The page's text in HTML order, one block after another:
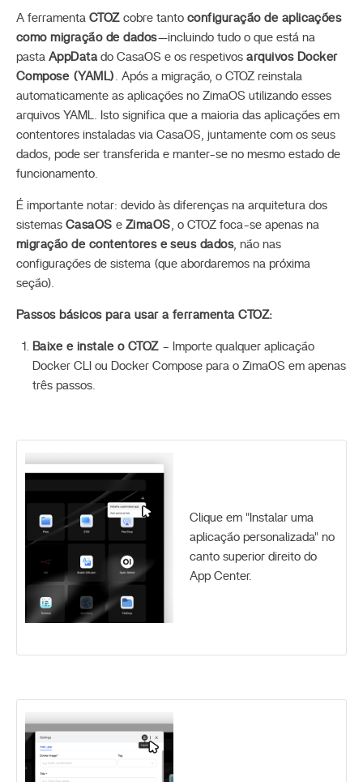
A ferramenta CTOZcobre tanto configuração de aplicações
como migração de dados—incluindo tudo o que está na
pasta AppData do CasaOS e os respetivosarquivos Docker
Compose (YAML) . Após a migração, o CTOZ reinstala
automaticamente as aplicações no ZimaOS utilizando esses
arquivos YAML. Isto significa que a maioria das aplicações em
contentores instaladas via CasaOS, juntamente com os seus
dados, pode ser transferida e manter-se no mesmo estado de
funcionamento.
É importante notar: devido às diferenças na arquitetura dos
sistemas CasaOS e ZimaOS, o CTOZ foca-se apenas na
migração de contentores e seus dados, não nas
configurações de sistema (que abordaremos na próxima
seção).
Passos básicos para usar a ferramenta CTOZ:
Baixe e instale o CTOZ– Importe qualquer aplicação
Docker CLI ou Docker Compose para o ZimaOS em apenas
três passos.
Clique em "Instalar uma
aplicação personalizada" no
canto superior direito do
App Center.